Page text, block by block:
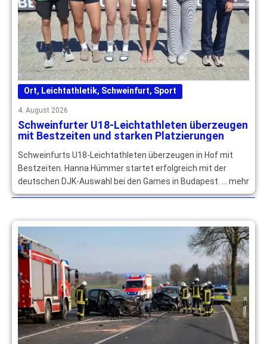
Ort, Leichtathletik, Schweinfurt, Sport
4. August 2026
Schweinfurter U18-Leichtathleten überzeugen
mit Bestzeiten und starken Platzierungen
Schweinfurts U18-Leichtathleten überzeugen in Hof mit
Bestzeiten. Hanna Hümmer startet erfolgreich mit der
deutschen DJK-Auswahl bei den Games in Budapest. … mehr